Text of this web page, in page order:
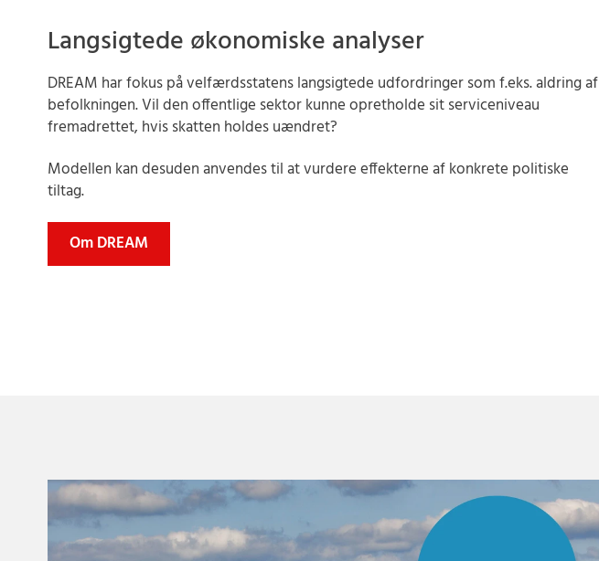
Langsigtede økonomiske analyser
DREAM har fokus på velfærdsstatens langsigtede udfordringer som f.eks. aldring af
befolkningen. Vil den offentlige sektor kunne opretholde sit serviceniveau
fremadrettet, hvis skatten holdes uændret?
Modellen kan desuden anvendes til at vurdere effekterne af konkrete politiske
tiltag.
Om DREAM